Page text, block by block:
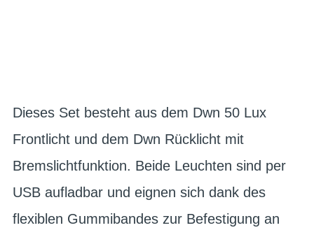
Dieses Set besteht aus dem Dwn 50 Lux
Frontlicht und dem Dwn Rücklicht mit
Bremslichtfunktion. Beide Leuchten sind per
USB aufladbar und eignen sich dank des
flexiblen Gummibandes zur Befestigung an